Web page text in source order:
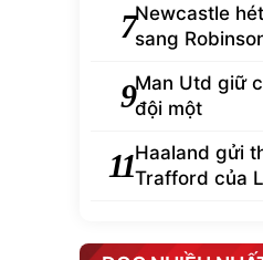
7Newcastle
sang
9Man Utd giữ
đội một
11Haaland gửi
Trafford của